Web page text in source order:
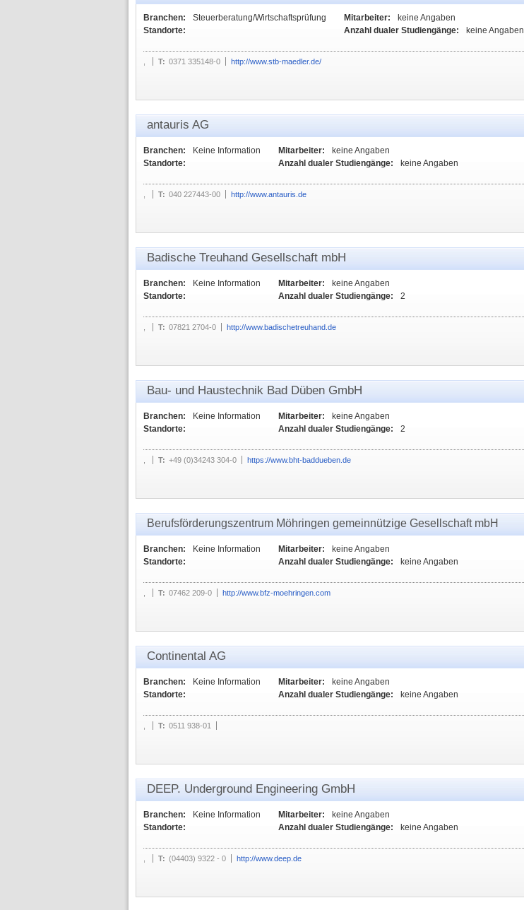
Branchen:
Steuerberatung/Wirtschaftsprüfung
Standorte:
Mitarbeiter:
keine Angaben
Anzahl dualer Studiengänge:
keine Angaben
T: 0371 335148-0 http://www.stb-maedler.de/
antauris AG
Branchen:
Keine Information
Standorte:
Mitarbeiter:
keine Angaben
Anzahl dualer Studiengänge:
keine Angaben
T: 040 227443-00 http://www.antauris.de
Badische Treuhand Gesellschaft mbH
Branchen:
Keine Information
Standorte:
Mitarbeiter:
keine Angaben
Anzahl dualer Studiengänge:
2
T: 07821 2704-0 http://www.badischetreuhand.de
Bau- und Haustechnik Bad Düben GmbH
Branchen:
Keine Information
Standorte:
Mitarbeiter:
keine Angaben
Anzahl dualer Studiengänge:
2
T: +49 (0)34243 304-0 https://www.bht-baddueben.de
Berufsförderungszentrum Möhringen gemeinnützige Gesellschaft mbH
Branchen:
Keine Information
Standorte:
Mitarbeiter:
keine Angaben
Anzahl dualer Studiengänge:
keine Angaben
T: 07462 209-0 http://www.bfz-moehringen.com
Continental AG
Branchen:
Keine Information
Standorte:
Mitarbeiter:
keine Angaben
Anzahl dualer Studiengänge:
keine Angaben
T: 0511 938-01
DEEP. Underground Engineering GmbH
Branchen:
Keine Information
Standorte:
Mitarbeiter:
keine Angaben
Anzahl dualer Studiengänge:
keine Angaben
T: (04403) 9322 - 0 http://www.deep.de